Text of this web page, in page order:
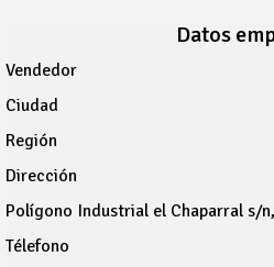
Datos
Vendedor
Ciudad
Región
Dirección
Polígono Industrial el Chaparral s/
Télefono